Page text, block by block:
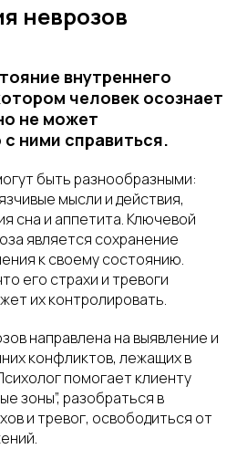
неврозов
внутреннего
человек осознает
не может
ними справиться.
быть разнообразными:
мысли и действия,
сна и аппетита. Ключевой
является сохранение
к своему состоянию.
его страхи и тревоги
их контролировать.
направлена на выявление и
конфликтов, лежащих в
помогает клиенту
зоны”, разобраться в
и тревог, освободиться от